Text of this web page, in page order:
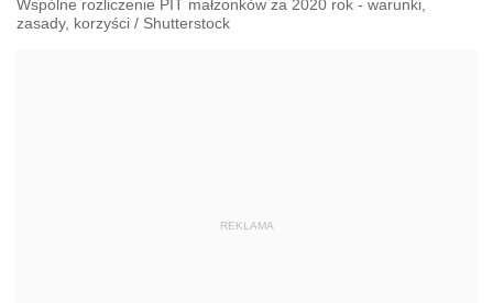
Wspólne rozliczenie PIT małżonków za 2020 rok - warunki,
zasady, korzyści / Shutterstock